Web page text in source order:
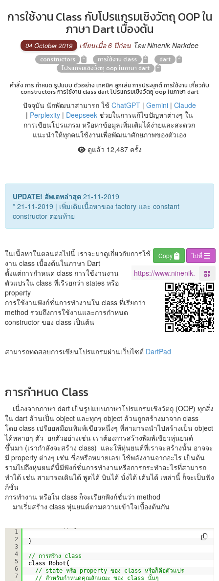
การใช้งาน Class กับโปรแกรมเชิงวัตถุ OOP ใน
ภาษา Dart เบื้องต้น
04 October 2019 เขียนเมื่อ 6 ปีก่อน โดย Ninenik Narkdee
constructors การใช้งาน class
dart
โปรแกรมเชิงวัตถุ oop ในภาษา dart
คำสั่ง การ กำหนด รูปแบบ ตัวอย่าง เทคนิค ลูกเล่น การประยุกต์ การใช้งาน เกี่ยวกับ
constructors การใช้งาน class dart โปรแกรมเชิงวัตถุ oop ในภาษา dart
ปัจจุบัน นักพัฒนาสามารถ ใช้ ChatGPT| Gemini| Claude
| Perplexity| Deepseekช่วยในการแก้ไขปัญหาต่างๆ ใน
การเขียนโปรแกรม หรือหาข้อมูลเพิ่มเติมได้ง่ายและสะดวก
แนะนำให้ทุกคนใช้งานเพื่อพัฒนาศักยภาพของตัวเอง
ดูแล้ว 12,487 ครั้ง
UPDATE! อัพเดทล่าสุด 21-11-2019
* 21-11-2019 | เพิ่มเติมเนื้อหาของ factory และ constant
constructor ตอนท้าย
ไปที่
Copy
ในเนื้อหาในตอนต่อไปนี้ เราจะมาดูเกี่ยวกับการใช้
งาน class เบื้องต้นในภาษา Dart
ตั้งแต่การกำหนด class การใช้งานงาน
ตัวแปรใน class ที่เรีรยกว่า states หรือ
property
การใช้งานฟังก์ชั่นการทำงานใน class ที่เรียกว่า
method รวมถึงการใช้งานและการกำหนด
constructor ของ class เป็นต้น
สามารถทดสอบการเขียนโปรแกรมผ่านเว็บไซต์ DartPad
การกำหนด Class
เนื่องจากภาษา dart เป็นรูปแบบภาษาโปรแกรมเชิงวัตถุ (OOP) ทุกสิ่ง
ใน dart ล้วนเป็น object และทุกๆ object ล้วนถูกสร้างมาจาก class
โดย class เปรียยสมือนพิมพ์เขียวหนึ่งๆ ที่สามารถนำไปสร้างเป็น object
ได้หลายๆ ตัว ยกตัวอย่างเช่น เราต้องการสร้างพิมพ์เขียวหุ่นยนต์
ขึ้นมา (เรากำลังจะสร้าง class) และให้หุ่นยนต์ที่เราจะสร้างนั้น อาจจะ
มี property ต่างๆ เช่น ชื่อหรือหมายเลข ใช้พลังงานจากอะไร เป็นต้น
รวมไปถึงหุ่นยนต์นี้มีฟังก์ชั่นการทำงานหรือการกระทำอะไรที่สามารถ
ทำได้ เช่น สามารถเดินได้ พูดได้ บินได้ นั่งได้ เต้นได้ เหล่านี้ ก็จะเป็นฟัง
ก์ชั่น
การทำงาน หรือใน class ก็จะเรียกฟังก์ชั่นว่า method
มาเริ่มสร้าง class หุ่นยนต์ตามความเข้าใจเบื้องต้นกัน
1
2
3
4
5
6
7
}
// การสร้าง class
class Robot{
// state หรือ property ของ class หรือก็คือตัวแปร
// สำหรับกำหนดคุณลักษณะ ของ class นั้นๆ